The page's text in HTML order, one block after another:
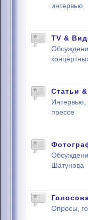
интервью
TV &
Статьи
Интервью,
прессе
Шатунова
Опросы,